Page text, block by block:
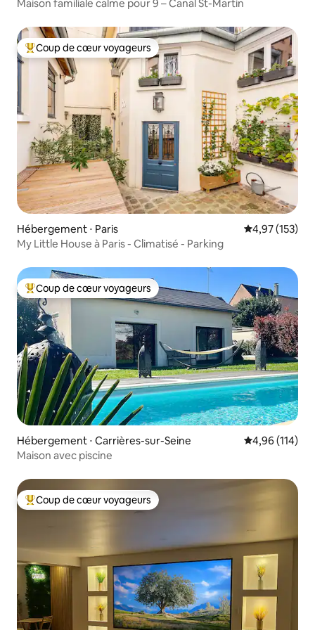
Maison familiale calme pour 9 – Canal St-Martin
Coups de cœur voyageurs les plus appréciés
Coup de cœur voyageurs
Hébergement ⋅ Paris Évaluation
4,97 (153)
My Little House à Paris - Climatisé - Parking
Coups de cœur voyageurs les plus appréciés
Coup de cœur voyageurs
Hébergement ⋅ Carrières-sur-Seine Évaluation
4,96 (114)
Maison avec piscine
Coups de cœur voyageurs les plus appréciés
Coup de cœur voyageurs